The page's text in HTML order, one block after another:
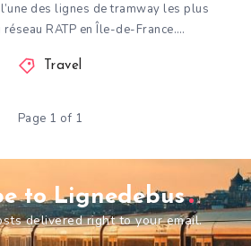
des lignes de tramway les plus
RATP en Île-de-France….
Travel
Page 1 of 1
to Lignedebus
delivered right to your email.